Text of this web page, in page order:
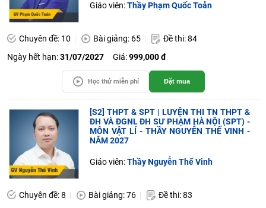
Giáo viên:Thầy Phạm Quốc Toản
Chuyên đề: 10 Bài giảng: 65
Đề thi: 84
Ngày hết hạn:31/07/2027 Giá:999,000 đ
Học thử miễn phí Đặt mua
[S2] THPT & SPT | LUYỆN THI TN THPT &
ĐH VÀ ĐGNL ĐH SƯ PHẠM HÀ NỘI (SPT) -
MÔN VẬT LÍ - THẦY NGUYỄN THẾ VINH -
NĂM 2027
Giáo viên:Thầy Nguyễn Thế Vinh
Chuyên đề: 8 Bài giảng: 76
Đề thi: 83